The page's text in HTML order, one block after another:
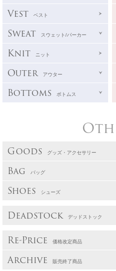
Vest ベスト
Sweat スウェット/パーカー
Knit ニット
Outer アウター
Bottoms ボトムス
Goods グッズ・アクセサリー
Bag バッグ
Shoes シューズ
Deadstock デッドストック
Re-Price 価格改定商品
Archive 販売終了商品